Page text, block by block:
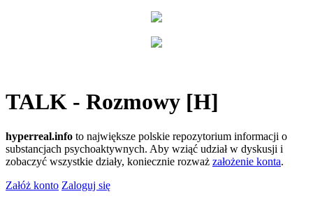
TALK - Rozmowy [H]
hyperreal.info to największe polskie repozytorium informacji o
substancjach psychoaktywnych. Aby wziąć udział w dyskusji i
zobaczyć wszystkie działy, koniecznie rozważ założenie konta.
Załóż konto Zaloguj się